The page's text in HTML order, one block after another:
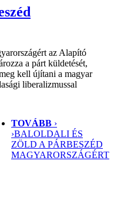
az Alapító
a párt küldetését,
kell újítani a magyar
liberalizmussal
TOVÁBB ›
›BALOLDALI ÉS
ZÖLD A PÁRBESZÉD
MAGYARORSZÁGÉRT